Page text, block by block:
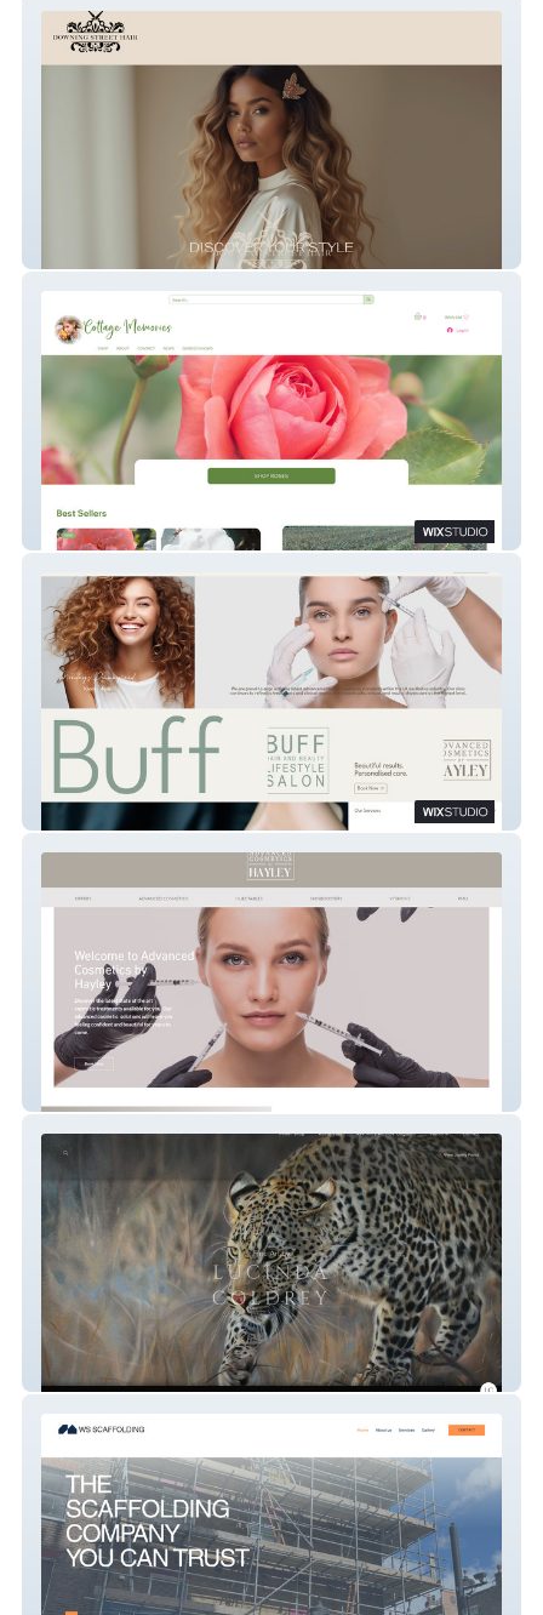
Downing Street Hair
Cottage Memories
Buff Lifestyle Hair & Beauty Salon
Advanced Cosmetics by Hayley
Lucinda Coldrey Fine Art